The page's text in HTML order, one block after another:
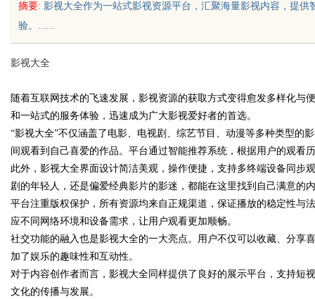
uz
摘要: 影视大全作为一站式影视资源平台，汇聚海量影视内容，提
验。......
影视大全
随着互联网技术的飞速发展，影视资源的获取方式变得愈发多样化与
和一站式的服务体验，迅速成为广大影视爱好者的首选。
“影视大全”不仅涵盖了电影、电视剧、综艺节目、动漫等多种类型的
间观看到自己喜爱的作品。平台通过智能推荐系统，根据用户的观看
此外，影视大全界面设计简洁美观，操作便捷，支持多终端设备同步
剧的年轻人，还是偏爱经典影片的影迷，都能在这里找到自己满意的
平台注重版权保护，所有资源均来自正规渠道，保证播放的稳定性与
应不同网络环境和设备需求，让用户观看更加顺畅。
社交功能的融入也是影视大全的一大亮点。用户不仅可以收藏、分享
加了娱乐的趣味性和互动性。
对于内容创作者而言，影视大全同样提供了良好的展示平台，支持短
文化的传播与发展。
字娱乐新时代的创